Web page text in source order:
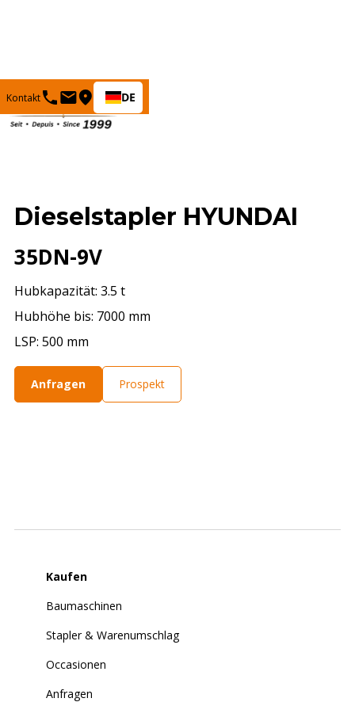
Kontakt DE
Dieselstapler HYUNDAI
35DN-9V
Hubkapazität: 3.5 t
Hubhöhe bis: 7000 mm
LSP: 500 mm
Anfragen Prospekt
Kaufen
Baumaschinen
Stapler & Warenumschlag
Occasionen
Anfragen